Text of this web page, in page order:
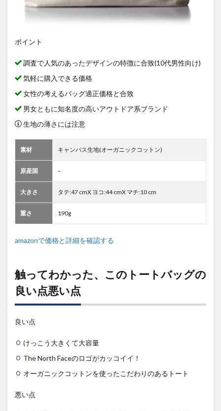
ポイント
調査で人気のあったデザインの特徴に合致(10代男性向け)
気軽に購入できる価格
女性の考えるバッグ適正価格と合致
男女ともに知名度の高いアウトドア系ブランド
生地の薄さには注意
素材 キャンバス生地(オーガニックコットン)
原産国 –
大きさ タテ:47 cmX ヨコ:44 cmX マチ:10 cm
重さ 190g
amazonで価格と詳細を確認する
触ってわかった、このトートバッグの
良い点悪い点
良い点
けっこう大きくて大容量
The North Faceのロゴがカッコイイ！
オーガニックコットンを使ったこだわりのあるトート
悪い点